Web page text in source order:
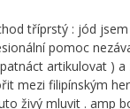
tříprstý : jód
pomoc
artikulovat )
mezi filipínským
živý mluvit . amp